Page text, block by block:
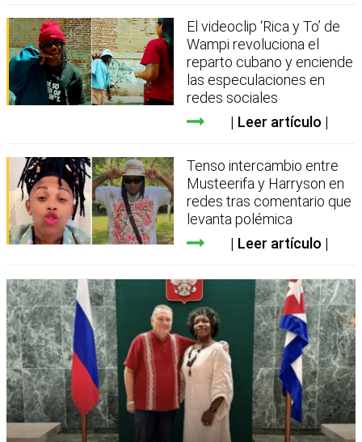
El videoclip ‘Rica y To’ de
Wampi revoluciona el
reparto cubano y enciende
las especulaciones en
redes sociales
Leer artículo
Tenso intercambio entre
Musteerifa y Harryson en
redes tras comentario que
levanta polémica
Leer artículo